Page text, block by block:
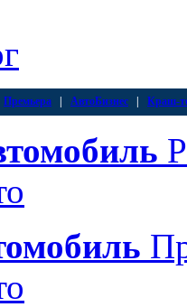
Премьера АвтоБизнес Краш-